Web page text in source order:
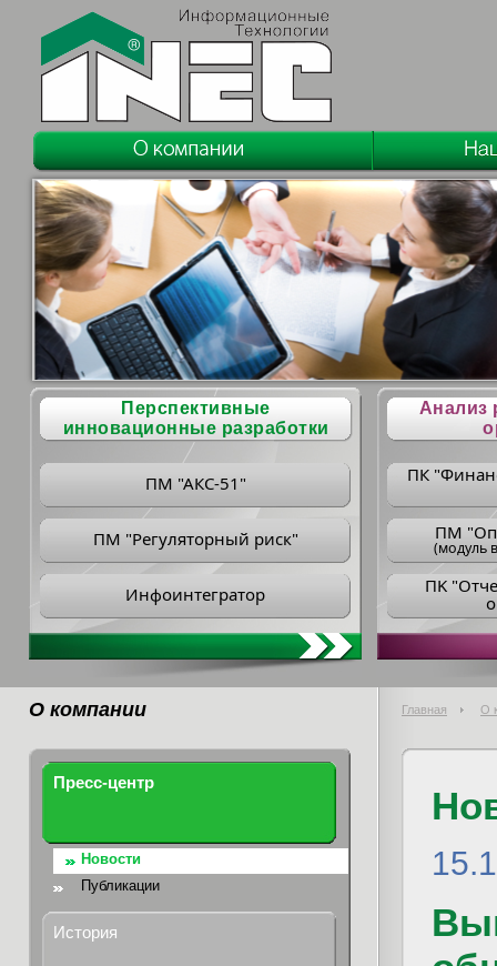
Перспективные
инновационные разработки
ПМ "АКС-51"
ПМ "Регуляторный риск"
Инфоинтегратор
Анализ
ПК
ПM
(модуль
ПK
О компании Главная О
Пресс-центр
Новости
Публикации
История